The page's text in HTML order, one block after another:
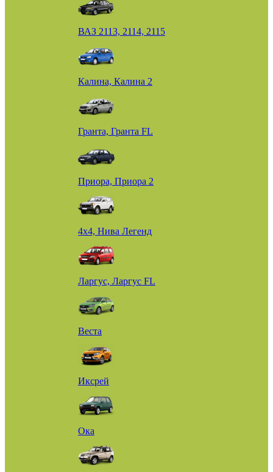
ВАЗ 2113, 2114, 2115
Калина, Калина 2
Гранта, Гранта FL
Приора, Приора 2
4х4, Нива Легенд
Ларгус, Ларгус FL
Веста
Иксрей
Ока